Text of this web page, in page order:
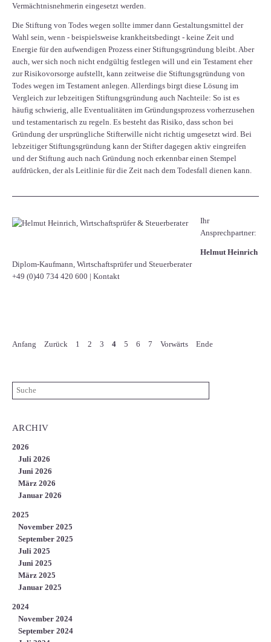
Vermächtnisnehmerin eingesetzt werden.
Die Stiftung von Todes wegen sollte immer dann Gestaltungsmittel der
Wahl sein, wenn - beispielsweise krankheitsbedingt - keine Zeit und
Energie für den aufwendigen Prozess einer Stiftungsgründung bleibt. Aber
auch, wer sich noch nicht endgültig festlegen will und ein Testament eher
zur Risikovorsorge aufstellt, kann zeitweise die Stiftungsgründung von
Todes wegen im Testament anlegen. Allerdings birgt diese Lösung im
Vergleich zur lebzeitigen Stiftungsgründung auch Nachteile: So ist es
häufig schwierig, alle Eventualitäten im Gründungsprozess vorherzusehen
und testamentarisch zu regeln. Es besteht das Risiko, dass schon bei
Gründung der ursprüngliche Stifterwille nicht richtig umgesetzt wird. Bei
lebzeitiger Stiftungsgründung kann der Stifter dagegen aktiv eingreifen
und der Stiftung auch nach Gründung noch erkennbar einen Stempel
aufdrücken, der als Leitlinie für die Zeit nach dem Todesfall dienen kann.
Ihr
Ansprechpartner:
Helmut Heinrich
Diplom-Kaufmann, Wirtschaftsprüfer ​und Steuerberater
+49 (0)40 734 420 600 | Kontakt
Anfang Zurück 1 2 3 4 5 6 7 Vorwärts Ende
ARCHIV
2026
Juli 2026
Juni 2026
März 2026
Januar 2026
2025
November 2025
September 2025
Juli 2025
Juni 2025
März 2025
Januar 2025
2024
November 2024
September 2024